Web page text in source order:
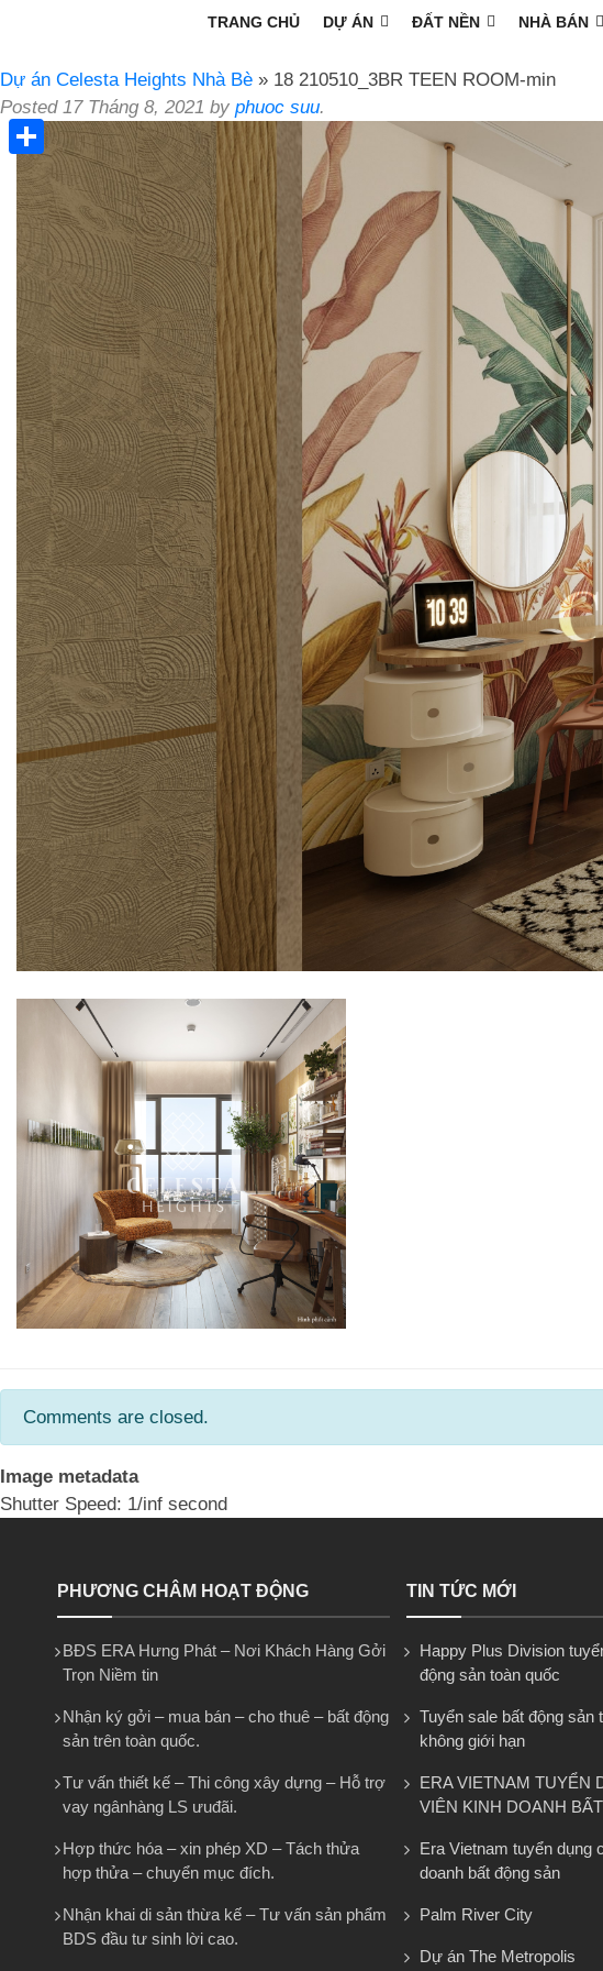
TRANG CHỦ DỰ ÁN ĐẤT NỀN NHÀ BÁN
Dự án Celesta Heights Nhà Bè » 18 210510_3BR TEEN ROOM-min
Posted 17 Tháng 8, 2021 by phuoc suu.
Comments are closed.
Image metadata
Shutter Speed: 1/inf second
PHƯƠNG CHÂM HOẠT ĐỘNG
BĐS ERA Hưng Phát – Nơi Khách Hàng Gởi
Trọn Niềm tin
Nhận ký gởi – mua bán – cho thuê – bất động
sản trên toàn quốc.
Tư vấn thiết kế – Thi công xây dựng – Hỗ trợ
vay ngânhàng LS ưuđãi.
Hợp thức hóa – xin phép XD – Tách thửa
hợp thửa – chuyển mục đích.
Nhận khai di sản thừa kế – Tư vấn sản phẩm
BDS đầu tư sinh lời cao.
TIN TỨC MỚI
Happy Plus Division
động sản toàn quốc
Tuyển sale bất động sản
không giới hạn
ERA VIETNAM TUYỂN
VIÊN KINH DOANH
Era Vietnam tuyển dụng
doanh bất động sản
Palm River City
Dự án The Metropolis
Share